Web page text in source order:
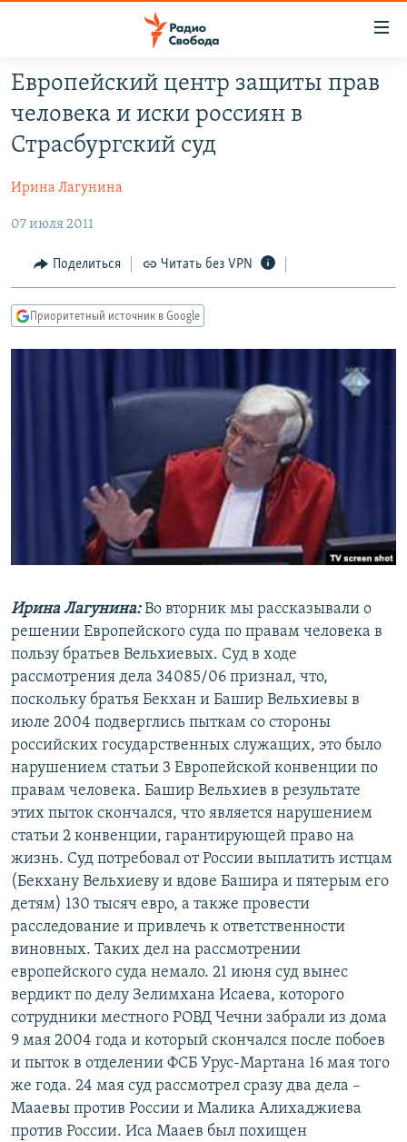
упрощенного
доступа
Вернуться
основному
Вернутся
главной
навигации
Вернутся
ПРОГРАММЫ
ПОДКАСТЫ
АВТОРСКИЕ ПРОЕКТЫ
ЦИТАТЫ СВОБОДЫ
МНЕНИЯ
КУЛЬТУРА
IDEL.РЕАЛИИ
КАВКАЗ.РЕАЛИИ
СИБИРЬ.РЕАЛИИ
ПОДПИШИТЕСЬ НА РАССЫЛКУ
СОЦИАЛЬНЫЕ СЕТИ
Все сайты РСЕ/РС
Европейский центр защиты прав
человека и иски россиян в
Страсбургский суд
Ирина Лагунина
07 июля 2011
Поделиться Читать без VPN
Приоритетный источник в Google
Ирина Лагунина:Во вторник мы рассказывали о
решении Европейского суда по правам человека в
пользу братьев Вельхиевых. Суд в ходе
рассмотрения дела 34085/06 признал, что,
поскольку братья Бекхан и Башир Вельхиевы в
июле 2004 подверглись пыткам со стороны
российских государственных служащих, это было
нарушением статьи 3 Европейской конвенции по
правам человека. Башир Вельхиев в результате
этих пыток скончался, что является нарушением
статьи 2 конвенции, гарантирующей право на
жизнь. Суд потребовал от России выплатить истцам
(Бекхану Вельхиеву и вдове Башира и пятерым его
детям) 130 тысяч евро, а также провести
расследование и привлечь к ответственности
виновных. Таких дел на рассмотрении
европейского суда немало. 21 июня суд вынес
вердикт по делу Зелимхана Исаева, которого
сотрудники местного РОВД Чечни забрали из дома
9 мая 2004 года и который скончался после побоев
и пыток в отделении ФСБ Урус-Мартана 16 мая того
же года. 24 мая суд рассмотрел сразу два дела –
Мааевы против России и Малика Алихаджиева
против России. Иса Мааев был похищен